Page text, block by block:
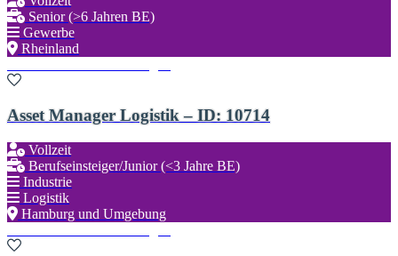
Senior (>6 Jahren BE)
Gewerbe
Rheinland
Asset Manager Logistik – ID: 10714
Vollzeit
Berufseinsteiger/Junior (<3 Jahre BE)
Industrie
Logistik
Hamburg und Umgebung